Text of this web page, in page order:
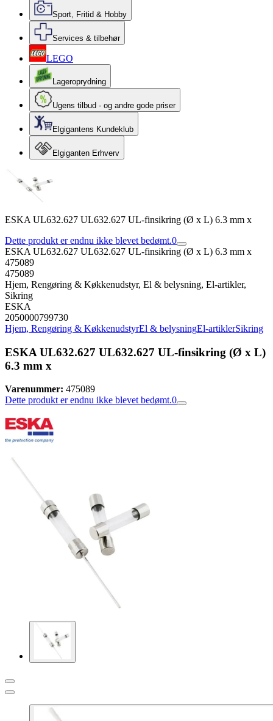
Sport, Fritid & Hobby
Services & tilbehør
LEGO
Lageroprydning
Ugens tilbud - og andre gode priser
Elgigantens Kundeklub
Elgiganten Erhverv
ESKA UL632.627 UL632.627 UL-finsikring (Ø x L) 6.3 mm x
Dette produkt er endnu ikke blevet bedømt.0
ESKA UL632.627 UL632.627 UL-finsikring (Ø x L) 6.3 mm x
475089
475089
Hjem, Rengøring & Køkkenudstyr, El & belysning, El-artikler,
Sikring
ESKA
2050000799730
Hjem, Rengøring & KøkkenudstyrEl & belysningEl-artiklerSikring
ESKA UL632.627 UL632.627 UL-finsikring (Ø x L)
6.3 mm x
Varenummer: 475089
Dette produkt er endnu ikke blevet bedømt.0